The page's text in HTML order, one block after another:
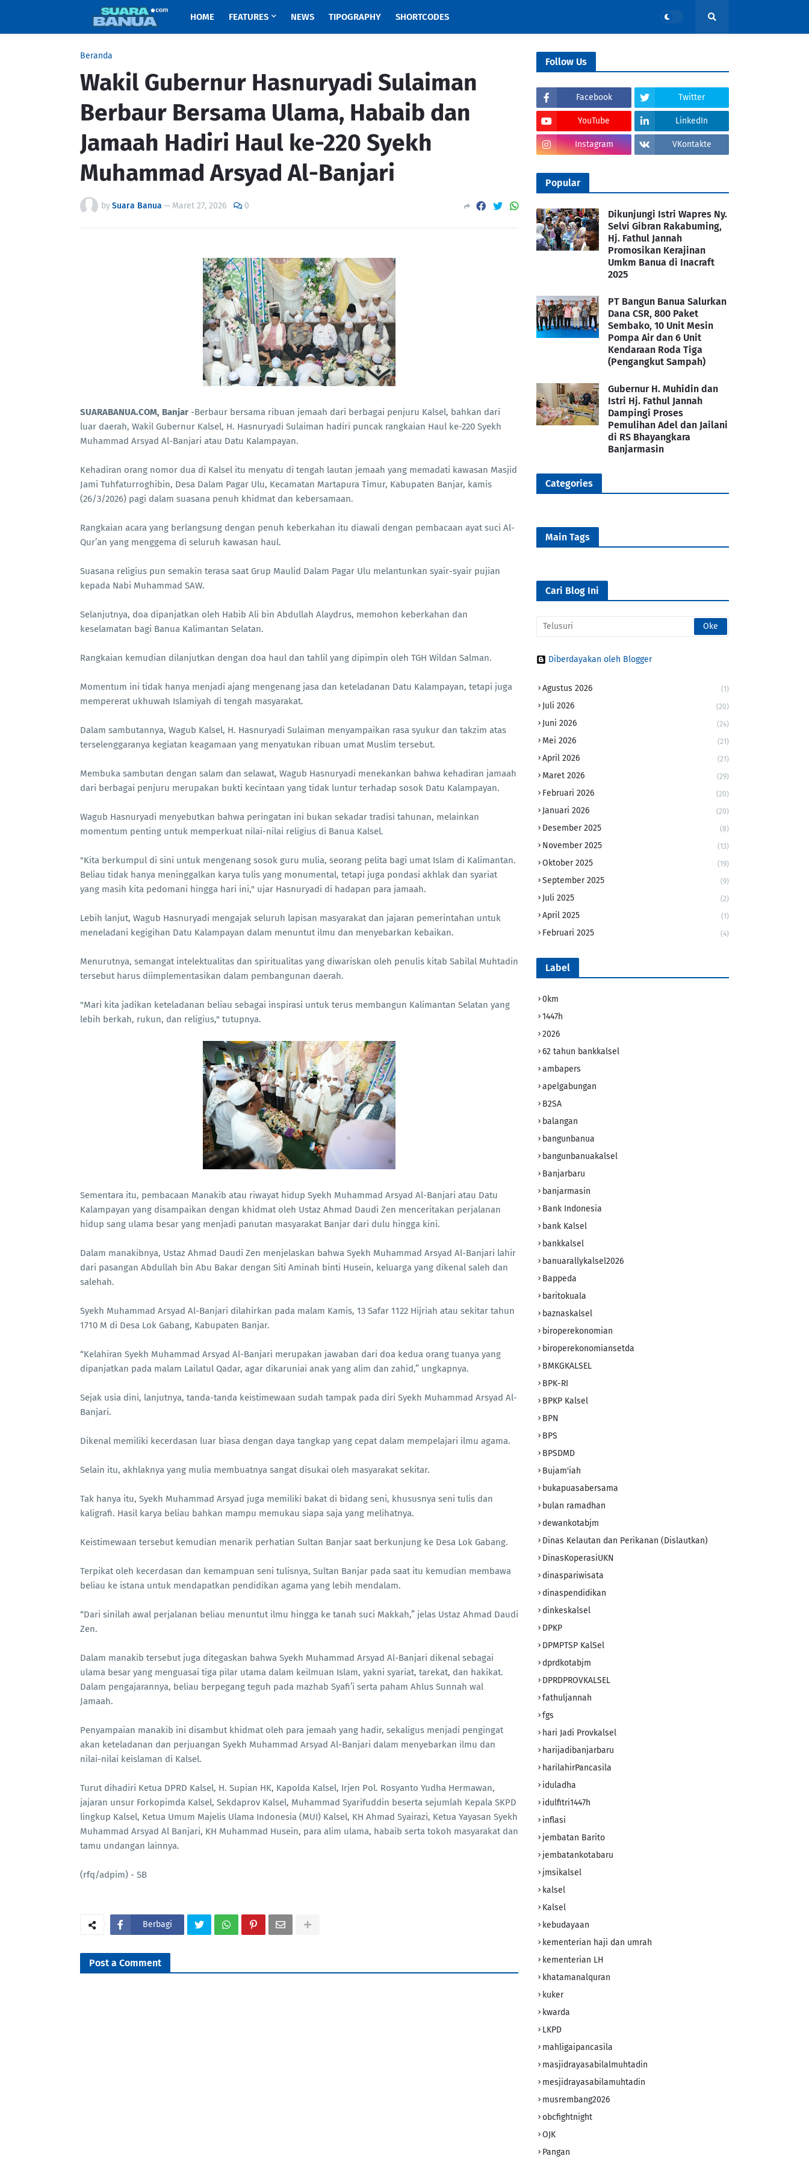
HOME FEATURES NEWS TIPOGRAPHY SHORTCODES
Beranda
Wakil Gubernur Hasnuryadi Sulaiman
Berbaur Bersama Ulama, Habaib dan
Jamaah Hadiri Haul ke-220 Syekh
Muhammad Arsyad Al-Banjari
bySuara Banua — Maret 27, 2026 0
SUARABANUA.COM, Banjar -Berbaur bersama ribuan jemaah dari berbagai penjuru Kalsel, bahkan dari
luar daerah, Wakil Gubernur Kalsel, H. Hasnuryadi Sulaiman hadiri puncak rangkaian Haul ke-220 Syekh
Muhammad Arsyad Al-Banjari atau Datu Kalampayan.
Kehadiran orang nomor dua di Kalsel itu menyatu di tengah lautan jemaah yang memadati kawasan Masjid
Jami Tuhfaturroghibin, Desa Dalam Pagar Ulu, Kecamatan Martapura Timur, Kabupaten Banjar, kamis
(26/3/2026) pagi dalam suasana penuh khidmat dan kebersamaan.
Rangkaian acara yang berlangsung dengan penuh keberkahan itu diawali dengan pembacaan ayat suci Al-
Qur’an yang menggema di seluruh kawasan haul.
Suasana religius pun semakin terasa saat Grup Maulid Dalam Pagar Ulu melantunkan syair-syair pujian
kepada Nabi Muhammad SAW.
Selanjutnya, doa dipanjatkan oleh Habib Ali bin Abdullah Alaydrus, memohon keberkahan dan
keselamatan bagi Banua Kalimantan Selatan.
Rangkaian kemudian dilanjutkan dengan doa haul dan tahlil yang dipimpin oleh TGH Wildan Salman.
Momentum ini tidak hanya menjadi ajang mengenang jasa dan keteladanan Datu Kalampayan, tetapi juga
mempererat ukhuwah Islamiyah di tengah masyarakat.
Dalam sambutannya, Wagub Kalsel, H. Hasnuryadi Sulaiman menyampaikan rasa syukur dan takzim atas
terselenggaranya kegiatan keagamaan yang menyatukan ribuan umat Muslim tersebut.
Membuka sambutan dengan salam dan selawat, Wagub Hasnuryadi menekankan bahwa kehadiran jamaah
dari berbagai penjuru merupakan bukti kecintaan yang tidak luntur terhadap sosok Datu Kalampayan.
Wagub Hasnuryadi menyebutkan bahwa peringatan ini bukan sekadar tradisi tahunan, melainkan
momentum penting untuk memperkuat nilai-nilai religius di Banua Kalsel.
"Kita berkumpul di sini untuk mengenang sosok guru mulia, seorang pelita bagi umat Islam di Kalimantan.
Beliau tidak hanya meninggalkan karya tulis yang monumental, tetapi juga pondasi akhlak dan syariat
yang masih kita pedomani hingga hari ini," ujar Hasnuryadi di hadapan para jamaah.
Lebih lanjut, Wagub Hasnuryadi mengajak seluruh lapisan masyarakat dan jajaran pemerintahan untuk
meneladani kegigihan Datu Kalampayan dalam menuntut ilmu dan menyebarkan kebaikan.
Menurutnya, semangat intelektualitas dan spiritualitas yang diwariskan oleh penulis kitab Sabilal Muhtadin
tersebut harus diimplementasikan dalam pembangunan daerah.
"Mari kita jadikan keteladanan beliau sebagai inspirasi untuk terus membangun Kalimantan Selatan yang
lebih berkah, rukun, dan religius," tutupnya.
Sementara itu, pembacaan Manakib atau riwayat hidup Syekh Muhammad Arsyad Al-Banjari atau Datu
Kalampayan yang disampaikan dengan khidmat oleh Ustaz Ahmad Daudi Zen menceritakan perjalanan
hidup sang ulama besar yang menjadi panutan masyarakat Banjar dari dulu hingga kini.
Dalam manakibnya, Ustaz Ahmad Daudi Zen menjelaskan bahwa Syekh Muhammad Arsyad Al-Banjari lahir
dari pasangan Abdullah bin Abu Bakar dengan Siti Aminah binti Husein, keluarga yang dikenal saleh dan
salehah.
Syekh Muhammad Arsyad Al-Banjari dilahirkan pada malam Kamis, 13 Safar 1122 Hijriah atau sekitar tahun
1710 M di Desa Lok Gabang, Kabupaten Banjar.
“Kelahiran Syekh Muhammad Arsyad Al-Banjari merupakan jawaban dari doa kedua orang tuanya yang
dipanjatkan pada malam Lailatul Qadar, agar dikaruniai anak yang alim dan zahid,” ungkapnya.
Sejak usia dini, lanjutnya, tanda-tanda keistimewaan sudah tampak pada diri Syekh Muhammad Arsyad Al-
Banjari.
Dikenal memiliki kecerdasan luar biasa dengan daya tangkap yang cepat dalam mempelajari ilmu agama.
Selain itu, akhlaknya yang mulia membuatnya sangat disukai oleh masyarakat sekitar.
Tak hanya itu, Syekh Muhammad Arsyad juga memiliki bakat di bidang seni, khususnya seni tulis dan
kaligrafi. Hasil karya beliau bahkan mampu memukau siapa saja yang melihatnya.
Keistimewaan tersebut kemudian menarik perhatian Sultan Banjar saat berkunjung ke Desa Lok Gabang.
Terpikat oleh kecerdasan dan kemampuan seni tulisnya, Sultan Banjar pada saat itu kemudian membawa
beliau ke istana untuk mendapatkan pendidikan agama yang lebih mendalam.
“Dari sinilah awal perjalanan beliau menuntut ilmu hingga ke tanah suci Makkah,” jelas Ustaz Ahmad Daudi
Zen.
Dalam manakib tersebut juga ditegaskan bahwa Syekh Muhammad Arsyad Al-Banjari dikenal sebagai
ulama besar yang menguasai tiga pilar utama dalam keilmuan Islam, yakni syariat, tarekat, dan hakikat.
Dalam pengajarannya, beliau berpegang teguh pada mazhab Syafi’i serta paham Ahlus Sunnah wal
Jamaah.
Penyampaian manakib ini disambut khidmat oleh para jemaah yang hadir, sekaligus menjadi pengingat
akan keteladanan dan perjuangan Syekh Muhammad Arsyad Al-Banjari dalam menyebarkan ilmu dan
nilai-nilai keislaman di Kalsel.
Turut dihadiri Ketua DPRD Kalsel, H. Supian HK, Kapolda Kalsel, Irjen Pol. Rosyanto Yudha Hermawan,
jajaran unsur Forkopimda Kalsel, Sekdaprov Kalsel, Muhammad Syarifuddin beserta sejumlah Kepala SKPD
lingkup Kalsel, Ketua Umum Majelis Ulama Indonesia (MUI) Kalsel, KH Ahmad Syairazi, Ketua Yayasan Syekh
Muhammad Arsyad Al Banjari, KH Muhammad Husein, para alim ulama, habaib serta tokoh masyarakat dan
tamu undangan lainnya.
(rfq/adpim) - SB
Berbagi
Post a Comment
Follow Us
Facebook Twitter
YouTube LinkedIn
Instagram VKontakte
Popular
Dikunjungi Istri Wapres Ny.
Selvi Gibran Rakabuming,
Hj. Fathul Jannah
Promosikan Kerajinan
Umkm Banua di Inacraft
2025
PT Bangun Banua Salurkan
Dana CSR, 800 Paket
Sembako, 10 Unit Mesin
Pompa Air dan 6 Unit
Kendaraan Roda Tiga
(Pengangkut Sampah)
Gubernur H. Muhidin dan
Istri Hj. Fathul Jannah
Dampingi Proses
Pemulihan Adel dan Jailani
di RS Bhayangkara
Banjarmasin
Categories
Main Tags
Cari Blog Ini
Diberdayakan oleh Blogger
Agustus 2026 (1)
Juli 2026 (20)
Juni 2026 (24)
Mei 2026 (21)
April 2026 (21)
Maret 2026 (29)
Februari 2026 (20)
Januari 2026 (20)
Desember 2025 (8)
November 2025 (13)
Oktober 2025 (19)
September 2025 (9)
Juli 2025 (2)
April 2025 (1)
Februari 2025 (4)
Label
0km
1447h
2026
62 tahun bankkalsel
ambapers
apelgabungan
B2SA
balangan
bangunbanua
bangunbanuakalsel
Banjarbaru
banjarmasin
Bank Indonesia
bank Kalsel
bankkalsel
banuarallykalsel2026
Bappeda
baritokuala
baznaskalsel
biroperekonomian
biroperekonomiansetda
BMKGKALSEL
BPK-RI
BPKP Kalsel
BPN
BPS
BPSDMD
Bujam'iah
bukapuasabersama
bulan ramadhan
dewankotabjm
Dinas Kelautan dan Perikanan (Dislautkan)
DinasKoperasiUKN
dinaspariwisata
dinaspendidikan
dinkeskalsel
DPKP
DPMPTSP KalSel
dprdkotabjm
DPRDPROVKALSEL
fathuljannah
fgs
hari Jadi Provkalsel
harijadibanjarbaru
harilahirPancasila
iduladha
idulfitri1447h
inflasi
jembatan Barito
jembatankotabaru
jmsikalsel
kalsel
Kalsel
kebudayaan
kementerian haji dan umrah
kementerian LH
khatamanalquran
kuker
kwarda
LKPD
mahligaipancasila
masjidrayasabilalmuhtadin
mesjidrayasabilamuhtadin
musrembang2026
obcfightnight
OJK
Pangan